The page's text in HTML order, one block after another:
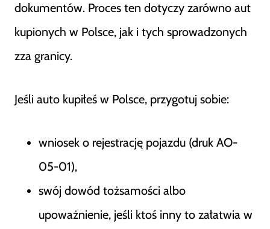
dokumentów. Proces ten dotyczy zarówno aut
kupionych w Polsce, jak i tych sprowadzonych
zza granicy.
Jeśli auto kupiłeś w Polsce, przygotuj sobie:
wniosek o rejestrację pojazdu (druk AO-
05-01),
swój dowód tożsamości albo
upoważnienie, jeśli ktoś inny to załatwia w